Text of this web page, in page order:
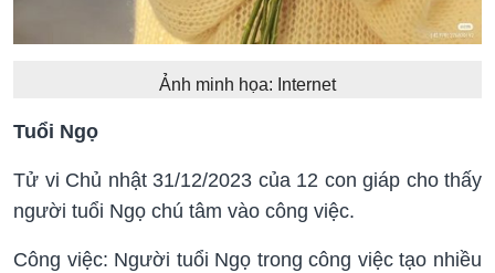
Ảnh minh họa: Internet
Tuổi Ngọ
Tử vi Chủ nhật 31/12/2023 của 12 con giáp cho thấy
người tuổi Ngọ chú tâm vào công việc.
Công việc: Người tuổi Ngọ trong công việc tạo nhiều